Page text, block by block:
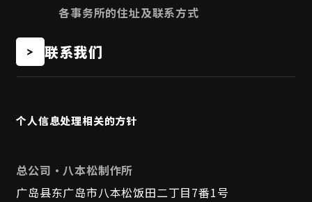
各事务所的住址及联系方式
联系我们
个人信息处理相关的方针
总公司・八本松制作所
广岛县东广岛市八本松饭田二丁目7番1号